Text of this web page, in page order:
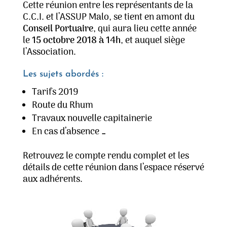
Cette réunion entre les représentants de la
C.C.I. et l’ASSUP Malo, se tient en amont du
Conseil Portuaire, qui aura lieu cette année
le15 octobre 2018 à 14h, et auquel siège
l’Association.
Les sujets abordés :
Tarifs 2019
Route du Rhum
Travaux nouvelle capitainerie
En cas d’absence …
Retrouvez le compte rendu complet et les
détails de cette réunion dans l’espace réservé
aux adhérents.